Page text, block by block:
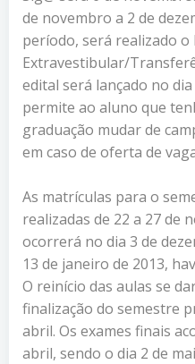
de novembro a 2 de
período, será realizado o
Extravestibular/
edital será lançado no
permite ao aluno que
graduação mudar de
em caso de oferta de
As matrículas para o
realizadas de 22 a 27 de
ocorrerá no dia 3 de
13 de janeiro de 2013,
O reinício das aulas se
finalização do semestre
abril. Os exames finais
abril, sendo o dia 2 de